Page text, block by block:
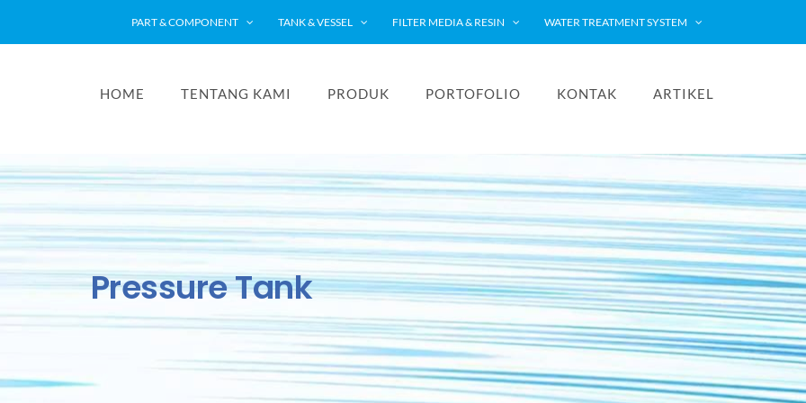
PART & COMPONENT TANK & VESSEL FILTER MEDIA & RESIN WATER TREATMENT SYSTEM
HOME TENTANG KAMI PRODUK PORTOFOLIO KONTAK ARTIKEL
Pressure Tank